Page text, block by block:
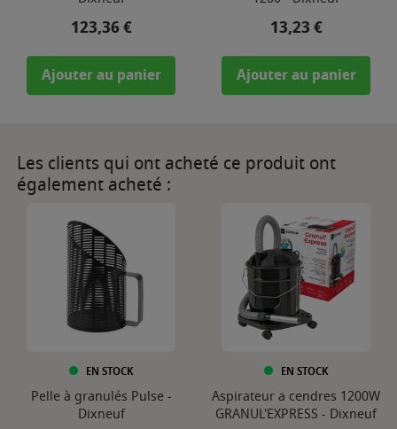
Prix
123,36 €
Ajouter au panier
Prix
13,23 €
Ajouter au panier
Les clients qui ont acheté ce produit ont
également acheté :
EN STOCK
Pelle à granulés Pulse -
Dixneuf
EN STOCK
Aspirateur a cendres 1200W
GRANUL'EXPRESS - Dixneuf